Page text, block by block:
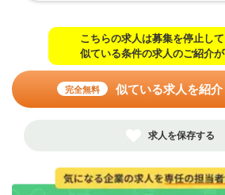
こちらの求人は募集を停止して
似ている条件の求人のご紹介が
完全無料 似ている求人を紹介
求人を保存する